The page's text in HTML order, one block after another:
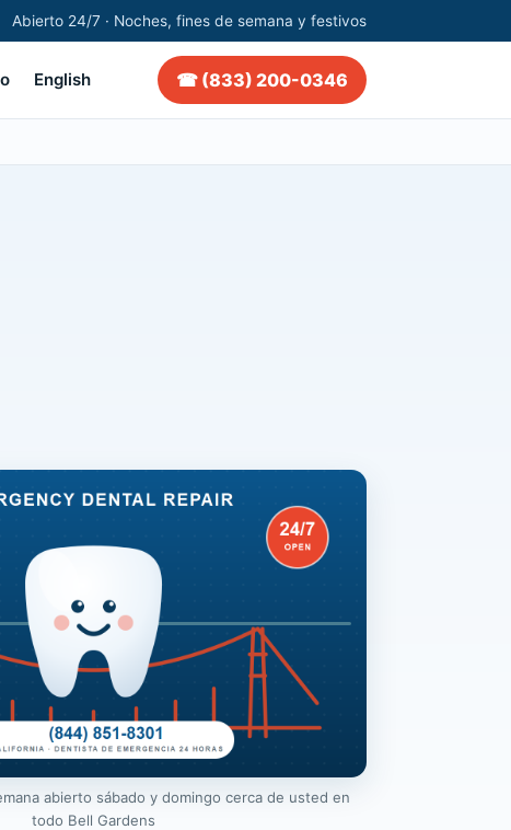
Abierto 24/7 · Noches, fines de semana y festivos
English ☎ (833) 200-0346
abierto sábado y domingo cerca de usted en
todo Bell Gardens